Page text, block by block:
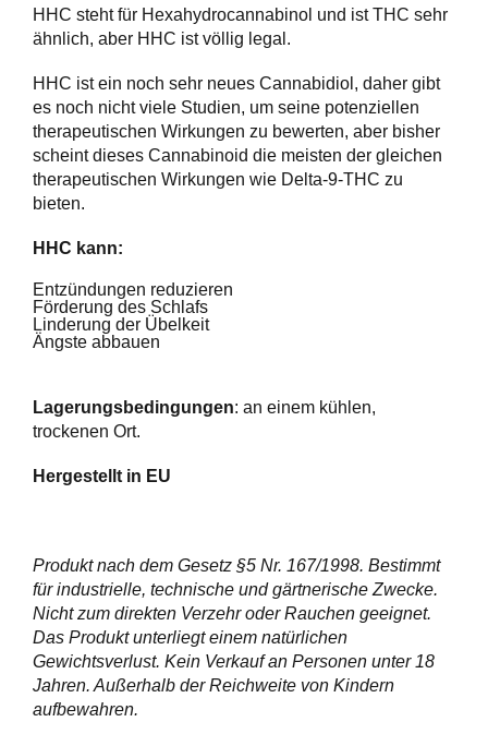
HHC steht für Hexahydrocannabinol und ist THC sehr
ähnlich, aber HHC ist völlig legal.
HHC ist ein noch sehr neues Cannabidiol, daher gibt
es noch nicht viele Studien, um seine potenziellen
therapeutischen Wirkungen zu bewerten, aber bisher
scheint dieses Cannabinoid die meisten der gleichen
therapeutischen Wirkungen wie Delta-9-THC zu
bieten.
HHC kann:
Entzündungen reduzieren
Förderung des Schlafs
Linderung der Übelkeit
Ängste abbauen
Lagerungsbedingungen: an einem kühlen,
trockenen Ort.
Hergestellt in EU
Produkt nach dem Gesetz §5 Nr. 167/1998. Bestimmt
für industrielle, technische und gärtnerische Zwecke.
Nicht zum direkten Verzehr oder Rauchen geeignet.
Das Produkt unterliegt einem natürlichen
Gewichtsverlust. Kein Verkauf an Personen unter 18
Jahren. Außerhalb der Reichweite von Kindern
aufbewahren.